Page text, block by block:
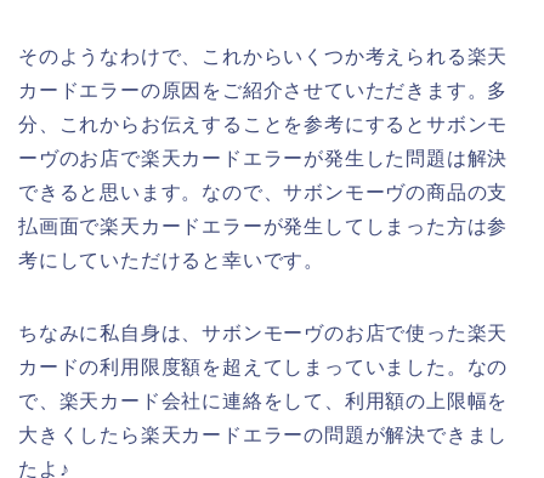
そのようなわけで、これからいくつか考えられる楽天
カードエラーの原因をご紹介させていただきます。多
分、これからお伝えすることを参考にするとサボンモ
ーヴのお店で楽天カードエラーが発生した問題は解決
できると思います。なので、サボンモーヴの商品の支
払画面で楽天カードエラーが発生してしまった方は参
考にしていただけると幸いです。
ちなみに私自身は、サボンモーヴのお店で使った楽天
カードの利用限度額を超えてしまっていました。なの
で、楽天カード会社に連絡をして、利用額の上限幅を
大きくしたら楽天カードエラーの問題が解決できまし
たよ♪